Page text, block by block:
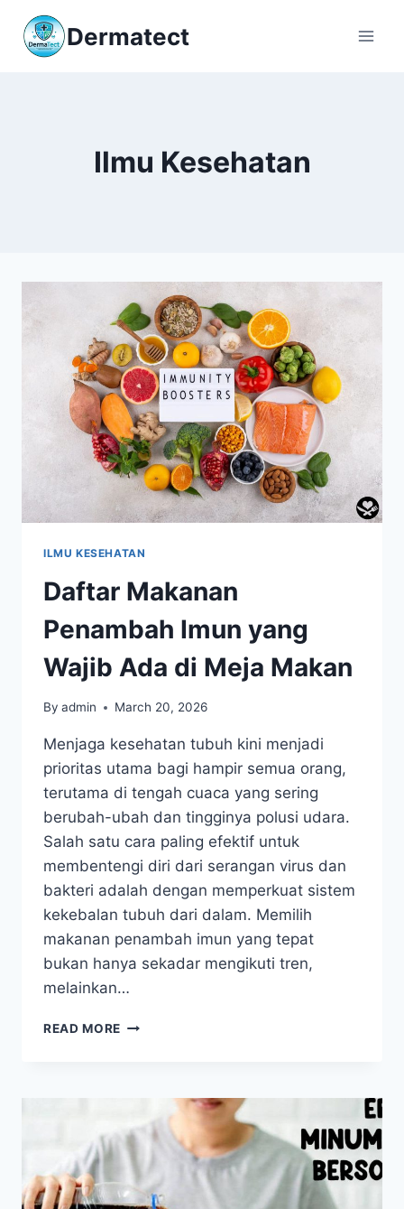
content
Dermatect
Ilmu Kesehatan
ILMU KESEHATAN
Daftar Makanan
Penambah Imun yang
Wajib Ada di Meja Makan
By admin March 20, 2026
Menjaga kesehatan tubuh kini menjadi
prioritas utama bagi hampir semua orang,
terutama di tengah cuaca yang sering
berubah-ubah dan tingginya polusi udara.
Salah satu cara paling efektif untuk
membentengi diri dari serangan virus dan
bakteri adalah dengan memperkuat sistem
kekebalan tubuh dari dalam. Memilih
makanan penambah imun yang tepat
bukan hanya sekadar mengikuti tren,
melainkan…
READ MORE DAFTAR
WAJIB
ADA
DI
MEJA
MAKAN